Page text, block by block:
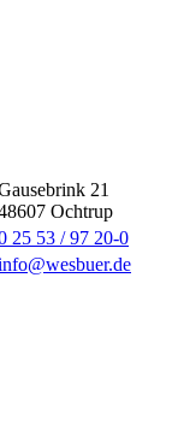
21
Ochtrup
25 53 / 97 20-0